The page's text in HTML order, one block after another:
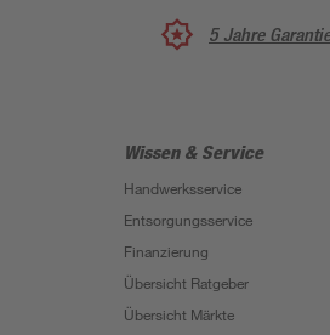
5 Jahre
Wissen & Service
Handwerksservice
Entsorgungsservice
Finanzierung
Übersicht Ratgeber
Übersicht Märkte